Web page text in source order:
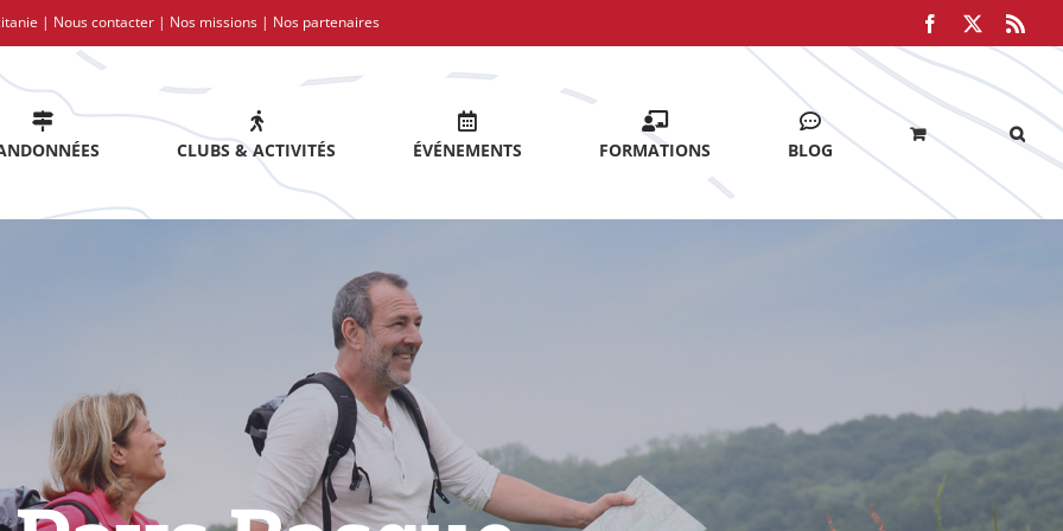
| Nous contacter | Nos missions | Nos partenaires Facebook
CLUBS & ACTIVITÉS ÉVÉNEMENTS FORMATIONS BLOG